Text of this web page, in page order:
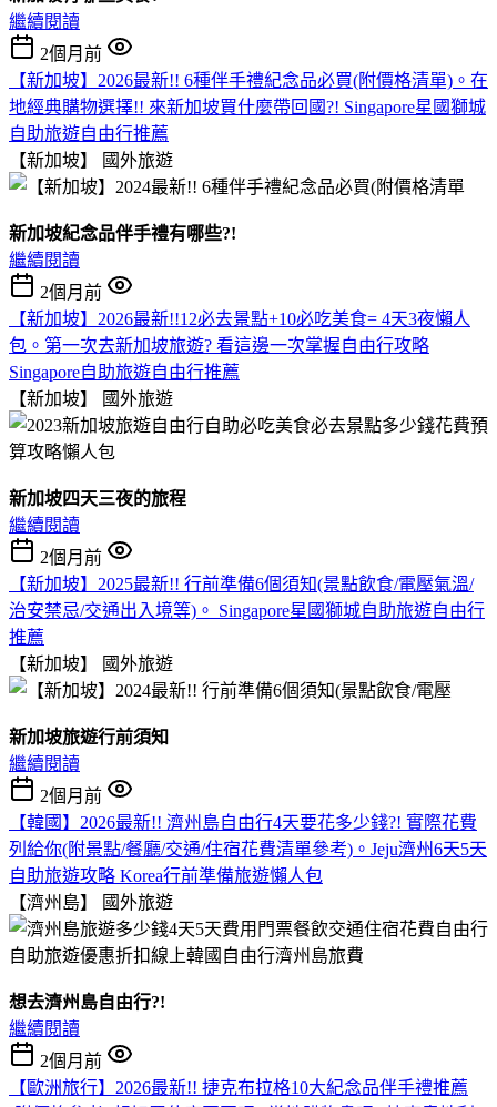
繼續閱讀
2個月前
【新加坡】2026最新!! 6種伴手禮紀念品必買(附價格清單)。在
地經典購物選擇!! 來新加坡買什麼帶回國?! Singapore星國獅城
自助旅遊自由行推薦
【新加坡】
國外旅遊
新加坡紀念品伴手禮有哪些?!
繼續閱讀
2個月前
【新加坡】2026最新!!12必去景點+10必吃美食= 4天3夜懶人
包。第一次去新加坡旅遊? 看這邊一次掌握自由行攻略
Singapore自助旅遊自由行推薦
【新加坡】
國外旅遊
新加坡四天三夜的旅程
繼續閱讀
2個月前
【新加坡】2025最新!! 行前準備6個須知(景點飲食/電壓氣溫/
治安禁忌/交通出入境等)。 Singapore星國獅城自助旅遊自由行
推薦
【新加坡】
國外旅遊
新加坡旅遊行前須知
繼續閱讀
2個月前
【韓國】2026最新!! 濟州島自由行4天要花多少錢?! 實際花費
列給你(附景點/餐廳/交通/住宿花費清單參考)。Jeju濟州6天5天
自助旅遊攻略 Korea行前準備旅遊懶人包
【濟州島】
國外旅遊
想去濟州島自由行?!
繼續閱讀
2個月前
【歐洲旅行】2026最新!! 捷克布拉格10大紀念品伴手禮推薦